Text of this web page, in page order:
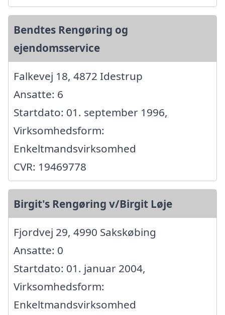
Bendtes Rengøring og
ejendomsservice
Falkevej 18, 4872 Idestrup
Ansatte: 6
Startdato: 01. september 1996,
Virksomhedsform:
Enkeltmandsvirksomhed
CVR: 19469778
Birgit's Rengøring v/Birgit Løje
Fjordvej 29, 4990 Sakskøbing
Ansatte: 0
Startdato: 01. januar 2004,
Virksomhedsform:
Enkeltmandsvirksomhed